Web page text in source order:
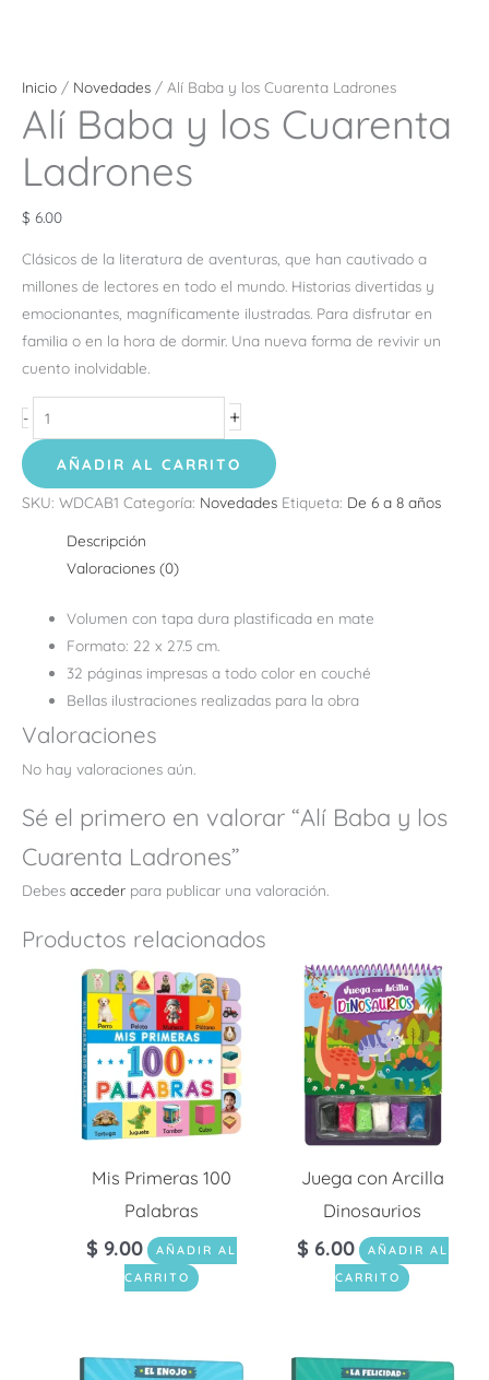
Inicio / Novedades / Alí Baba y los Cuarenta Ladrones
Alí Baba y los Cuarenta
Ladrones
$ 6.00
Clásicos de la literatura de aventuras, que han cautivado a
millones de lectores en todo el mundo. Historias divertidas y
emocionantes, magníficamente ilustradas. Para disfrutar en
familia o en la hora de dormir. Una nueva forma de revivir un
cuento inolvidable.
- +
AÑADIR AL CARRITO
SKU: WDCAB1 Categoría: Novedades Etiqueta: De 6 a 8 años
Descripción
Valoraciones (0)
Volumen con tapa dura plastificada en mate
Formato: 22 x 27.5 cm.
32 páginas impresas a todo color en couché
Bellas ilustraciones realizadas para la obra
Valoraciones
No hay valoraciones aún.
Sé el primero en valorar “Alí Baba y los
Cuarenta Ladrones”
Debes acceder para publicar una valoración.
Productos relacionados
Mis Primeras 100
Palabras
$ 9.00
AÑADIR AL
CARRITO
Juega con Arcilla
Dinosaurios
$ 6.00
AÑADIR AL
CARRITO